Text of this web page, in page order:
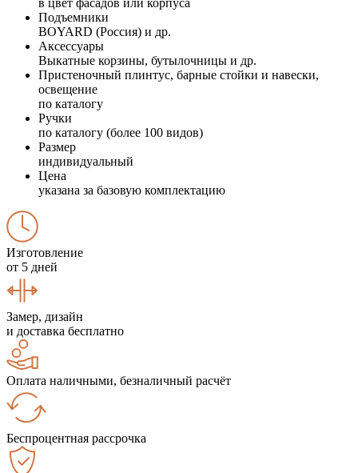
Подъемники
BOYARD (Россия) и др.
Аксессуары
Выкатные корзины, бутылочницы и др.
Пристеночный плинтус, барные стойки и навески,
освещение
по каталогу
Ручки
по каталогу (более 100 видов)
Размер
индивидуальный
Цена
указана за базовую комплектацию
Изготовление
от 5 дней
Замер, дизайн
и доставка бесплатно
Оплата наличными, безналичный расчёт
Беспроцентная рассрочка